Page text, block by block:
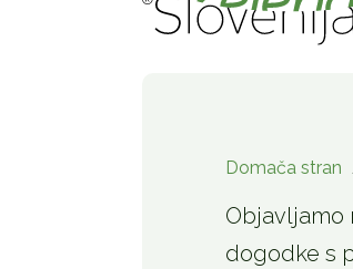
Domača stran
Objavljamo
dogodke s